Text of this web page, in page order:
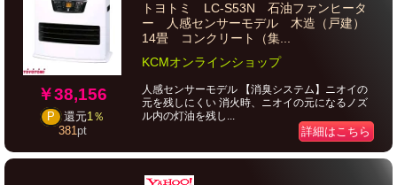
￥38,156
P 還元1％
381 pt
トヨトミ LC-S53N 石油ファンヒータ
ー 人感センサーモデル 木造（戸建）
14畳 コンクリート（集...
KCMオンラインショップ
人感センサーモデル 【消臭システム】ニオイの
元を残しにくい 消火時、ニオイの元になるノズ
ル内の灯油を残し...
詳細はこちら